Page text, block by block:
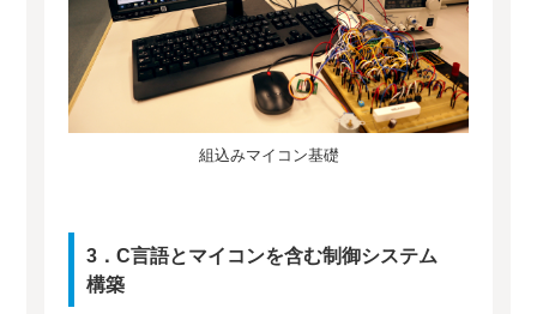
組込みマイコン基礎
3．C言語とマイコンを含む制御システム
構築